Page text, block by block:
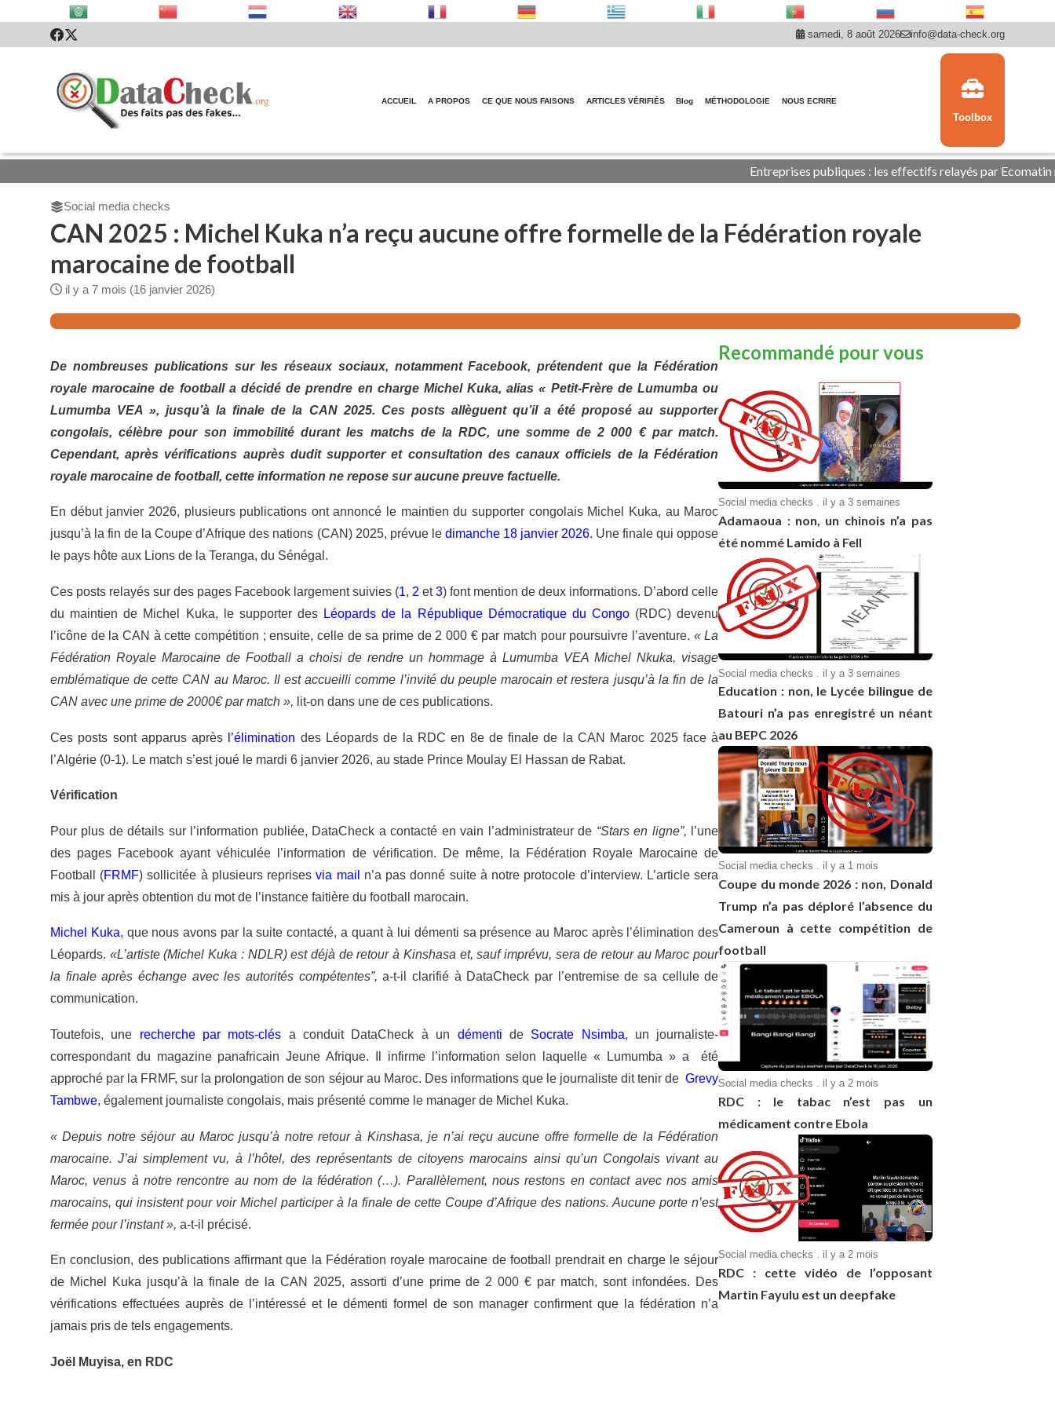
samedi, 8 août 2026 info@data-check.org
ACCUEIL A PROPOS CE QUE NOUS FAISONS ARTICLES VÉRIFIÉS Blog MÉTHODOLOGIE NOUS ECRIRE
Toolbox
Entreprises publiques : les effectifs relayés par Ecomatin ne
Social media checks
CAN 2025 : Michel Kuka n’a reçu aucune offre formelle de la Fédération royale
marocaine de football
il y a 7 mois (16 janvier 2026)
De nombreuses publications sur les réseaux sociaux, notamment Facebook, prétendent que la Fédération
royale marocaine de football a décidé de prendre en charge Michel Kuka, alias « Petit-Frère de Lumumba ou
Lumumba VEA », jusqu’à la finale de la CAN 2025. Ces posts allèguent qu’il a été proposé au supporter
congolais, célèbre pour son immobilité durant les matchs de la RDC, une somme de 2 000 € par match.
Cependant, après vérifications auprès dudit supporter et consultation des canaux officiels de la Fédération
royale marocaine de football, cette information ne repose sur aucune preuve factuelle.
En début janvier 2026, plusieurs publications ont annoncé le maintien du supporter congolais Michel Kuka, au Maroc
jusqu’à la fin de la Coupe d’Afrique des nations (CAN) 2025, prévue ledimanche 18 janvier 2026. Une finale qui oppose
le pays hôte aux Lions de la Teranga, du Sénégal.
Ces posts relayés sur des pages Facebook largement suivies (1, 2 et3) font mention de deux informations. D’abord celle
du maintien de Michel Kuka, le supporter des Léopards de la République Démocratique du Congo(RDC) devenu
l’icône de la CAN à cette compétition ; ensuite, celle de sa prime de 2 000 € par match pour poursuivre l’aventure. « La
Fédération Royale Marocaine de Football a choisi de rendre un hommage à Lumumba VEA Michel Nkuka, visage
emblématique de cette CAN au Maroc. Il est accueilli comme l’invité du peuple marocain et restera jusqu’à la fin de la
CAN avec une prime de 2000€ par match », lit-on dans une de ces publications.
Ces posts sont apparus après l’élimination des Léopards de la RDC en 8e de finale de la CAN Maroc 2025 face à
l’Algérie (0-1). Le match s’est joué le mardi 6 janvier 2026, au stade Prince Moulay El Hassan de Rabat.
Vérification
Pour plus de détails sur l’information publiée, DataCheck a contacté en vain l’administrateur de “Stars en ligne”,
l’une
des pages Facebook ayant véhiculée l’information de vérification. De même, la Fédération Royale Marocaine de
Football (FRMF) sollicitée à plusieurs reprisesvia mail n’a pas donné suite à notre protocole d’interview. L’article sera
mis à jour après obtention du mot de l’instance faitière du football marocain.
Michel Kuka, que nous avons par la suite contacté, a quant à lui démenti sa présence au Maroc après l’élimination des
Léopards. «L’artiste (Michel Kuka : NDLR) est déjà de retour à Kinshasa et, sauf imprévu, sera de retour au Maroc pour
la finale après échange avec les autorités compétentes”,a-t-il clarifié à DataCheck par l’entremise de sa cellule de
communication.
Toutefois, une recherche par mots-clés a conduit DataCheck à un démenti de Socrate Nsimba, un journaliste-
correspondant du magazine panafricain Jeune Afrique. Il infirme l’information selon laquelle « Lumumba » a été
approché par la FRMF, sur la prolongation de son séjour au Maroc. Des informations que le journaliste dit tenir de Grevy
Tambwe, également journaliste congolais, mais présenté comme le manager de Michel Kuka.
« Depuis notre séjour au Maroc jusqu’à notre retour à Kinshasa, je n’ai reçu aucune offre formelle de la Fédération
marocaine. J’ai simplement vu, à l’hôtel, des représentants de citoyens marocains ainsi qu’un Congolais vivant au
Maroc, venus à notre rencontre au nom de la fédération (…). Parallèlement, nous restons en contact avec nos amis
marocains, qui insistent pour voir Michel participer à la finale de cette Coupe d’Afrique des nations. Aucune porte n’est
fermée pour l’instant », a-t-il précisé.
En conclusion, des publications affirmant que la Fédération royale marocaine de football prendrait en charge le séjour
de Michel Kuka jusqu’à la finale de la CAN 2025, assorti d’une prime de 2 000 € par match, sont infondées. Des
vérifications effectuées auprès de l’intéressé et le démenti formel de son manager confirment que la fédération n’a
jamais pris de tels engagements.
Joël Muyisa, en RDC
Recommandé pour vous
Social media checks . il y a 3 semaines
Adamaoua : non, un chinois n’a pas
été nommé Lamido à Fell
Social media checks . il y a 3 semaines
Education : non, le Lycée bilingue de
Batouri n’a pas enregistré un néant
au BEPC 2026
Social media checks . il y a 1 mois
Coupe du monde 2026 : non, Donald
Trump n’a pas déploré l’absence du
Cameroun à cette compétition de
football
Social media checks . il y a 2 mois
RDC : le tabac n’est pas un
médicament contre Ebola
Social media checks . il y a 2 mois
RDC : cette vidéo de l’opposant
Martin Fayulu est un deepfake